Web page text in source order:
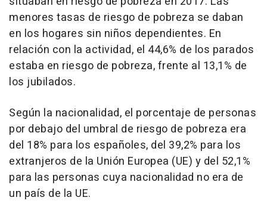
menores tasas de riesgo de pobreza se daban
en los hogares sin niños dependientes. En
relación con la actividad, el 44,6% de los parados
estaba en riesgo de pobreza, frente al 13,1% de
los jubilados.
Según la nacionalidad, el porcentaje de personas
por debajo del umbral de riesgo de pobreza era
del 18% para los españoles, del 39,2% para los
extranjeros de la Unión Europea (UE) y del 52,1%
para las personas cuya nacionalidad no era de
un país de la UE.